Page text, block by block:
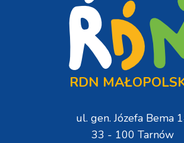
RDN
ul. gen. Józefa Bema
33 - 100 Tarnów